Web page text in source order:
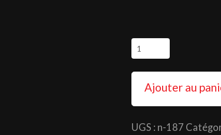
quantité
de
4x4
N°
Ajouter au
UGS : n-187